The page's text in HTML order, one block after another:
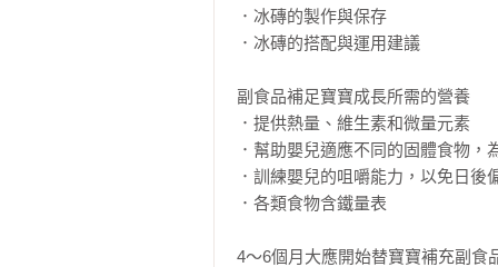
．冰磚的製作與保存
．冰磚的搭配與運用建議
副食品補足寶寶成長所需的營養
．提供熱量、維生素和微量元素
．幫助嬰兒適應不同的固體食物，
．訓練嬰兒的咀嚼能力，以免日後
．各類食物含鐵量表
4～6個月大應開始替寶寶補充副食